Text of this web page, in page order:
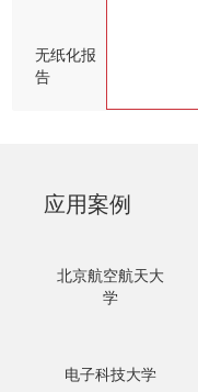
无纸化报
告
应用案例
北京航空航天大
学
电子科技大学